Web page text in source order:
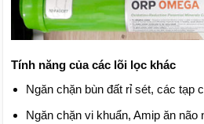
Tính năng của các lõi lọc khác
Ngăn chặn bùn đất rỉ sét, các tạp
Ngăn chặn vi khuẩn, Amip ăn não